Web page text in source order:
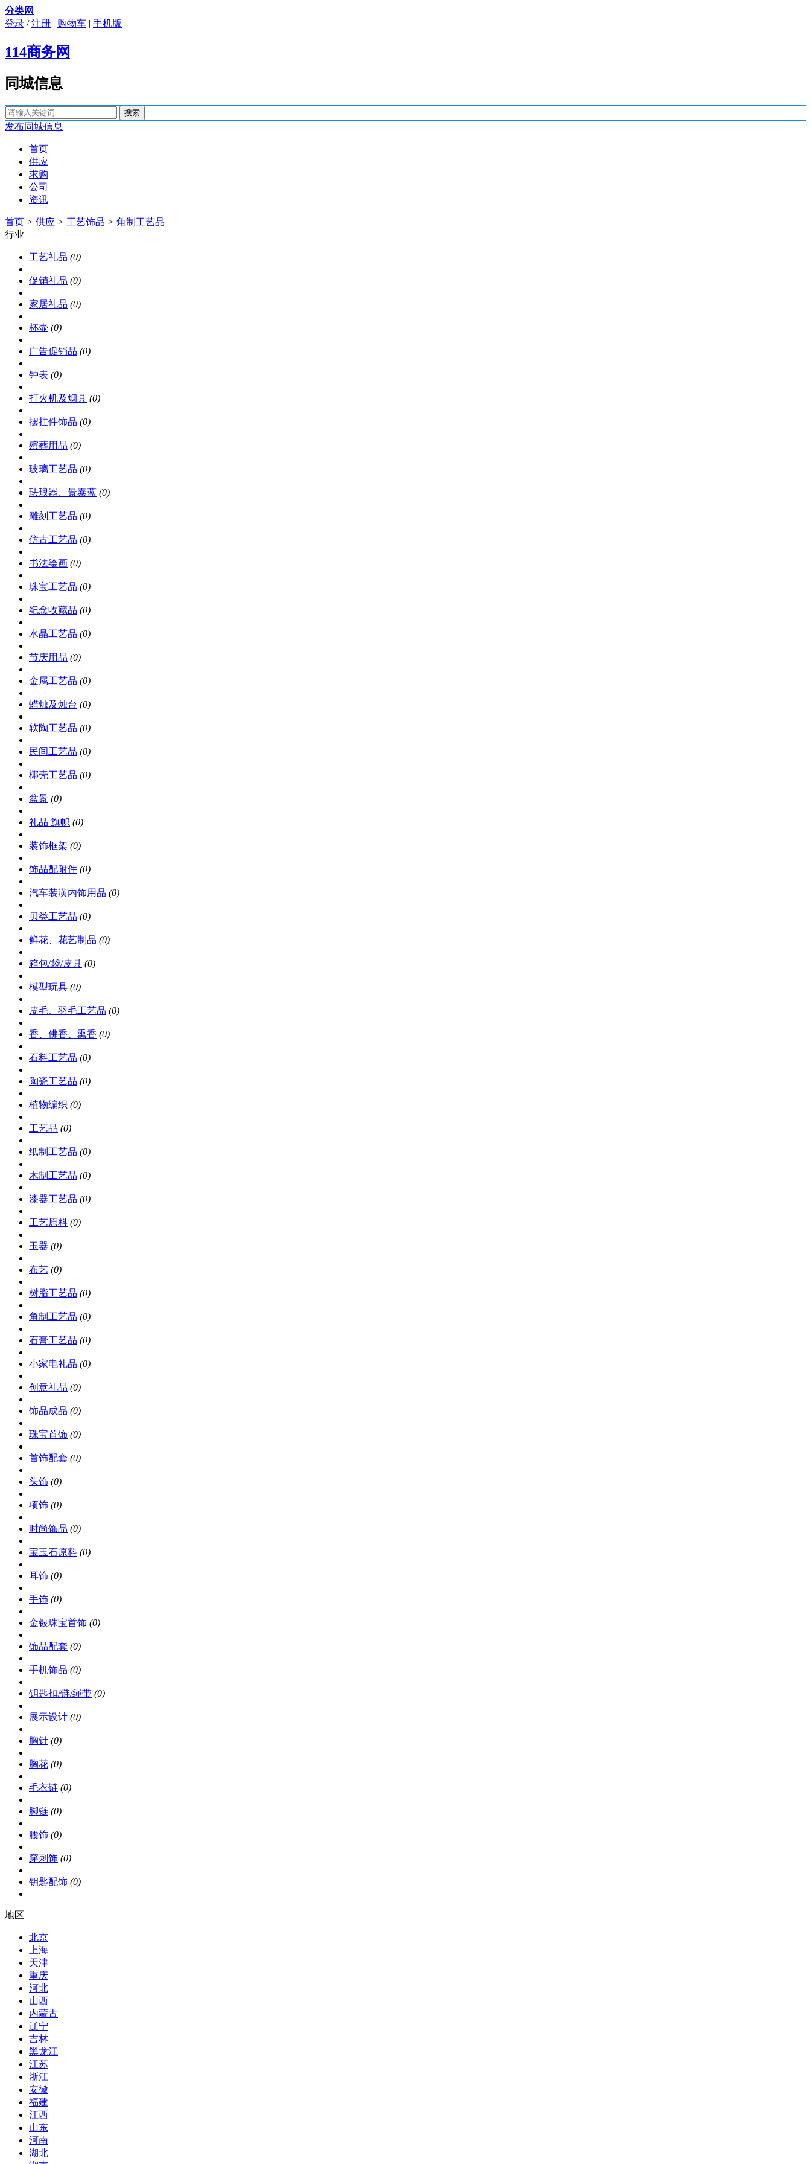
分类网
登录 /注册 | 购物车 | 手机版
114商务网
同城信息
发布同城信息
首页
供应
求购
公司
资讯
首页 > 供应 > 工艺饰品 > 角制工艺品
行业
工艺礼品 (0)
促销礼品 (0)
家居礼品 (0)
杯壶 (0)
广告促销品 (0)
钟表 (0)
打火机及烟具 (0)
摆挂件饰品 (0)
殡葬用品 (0)
玻璃工艺品 (0)
珐琅器、景泰蓝 (0)
雕刻工艺品 (0)
仿古工艺品 (0)
书法绘画 (0)
珠宝工艺品 (0)
纪念收藏品 (0)
水晶工艺品 (0)
节庆用品 (0)
金属工艺品 (0)
蜡烛及烛台 (0)
软陶工艺品 (0)
民间工艺品 (0)
椰壳工艺品 (0)
盆景 (0)
礼品 旗帜 (0)
装饰框架 (0)
饰品配附件 (0)
汽车装潢内饰用品 (0)
贝类工艺品 (0)
鲜花、花艺制品 (0)
箱包/袋/皮具 (0)
模型玩具 (0)
皮毛、羽毛工艺品 (0)
香、佛香、熏香 (0)
石料工艺品 (0)
陶瓷工艺品 (0)
植物编织 (0)
工艺品 (0)
纸制工艺品 (0)
木制工艺品 (0)
漆器工艺品 (0)
工艺原料 (0)
玉器 (0)
布艺 (0)
树脂工艺品 (0)
角制工艺品 (0)
石膏工艺品 (0)
小家电礼品 (0)
创意礼品 (0)
饰品成品 (0)
珠宝首饰 (0)
首饰配套 (0)
头饰 (0)
项饰 (0)
时尚饰品 (0)
宝玉石原料 (0)
耳饰 (0)
手饰 (0)
金银珠宝首饰 (0)
饰品配套 (0)
手机饰品 (0)
钥匙扣/链/绳带 (0)
展示设计 (0)
胸针 (0)
胸花 (0)
毛衣链 (0)
脚链 (0)
腰饰 (0)
穿刺饰 (0)
钥匙配饰 (0)
地区
北京
上海
天津
重庆
河北
山西
内蒙古
辽宁
吉林
黑龙江
江苏
浙江
安徽
福建
江西
山东
河南
湖北